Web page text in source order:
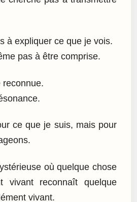
à expliquer ce que je vois.
pas à être comprise.
reconnue.
ce que je suis, mais pour
où quelque chose
vivant reconnaît quelque
vivant.